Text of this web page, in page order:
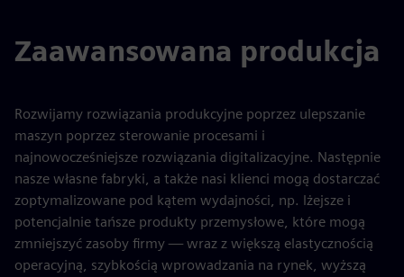
Zaawansowana produkcja
Rozwijamy rozwiązania produkcyjne poprzez ulepszanie
maszyn poprzez sterowanie procesami i
najnowocześniejsze rozwiązania digitalizacyjne. Następnie
nasze własne fabryki, a także nasi klienci mogą dostarczać
zoptymalizowane pod kątem wydajności, np. lżejsze i
potencjalnie tańsze produkty przemysłowe, które mogą
zmniejszyć zasoby firmy — wraz z większą elastycznością
operacyjną, szybkością wprowadzania na rynek, wyższą